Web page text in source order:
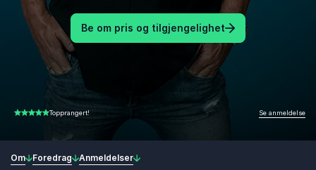
Be om pris og tilgjengelighet
4.86 av 5 Topprangert! Se anmeldelse
Om Foredrag Anmeldelser